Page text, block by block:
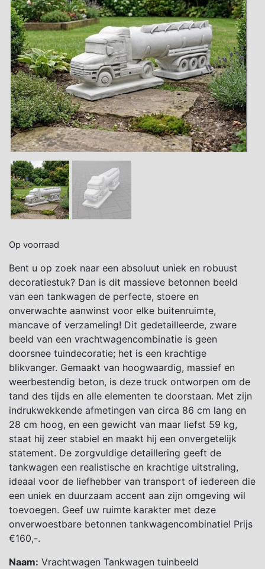
Op voorraad
Bent u op zoek naar een absoluut uniek en robuust
decoratiestuk? Dan is dit massieve betonnen beeld
van een tankwagen de perfecte, stoere en
onverwachte aanwinst voor elke buitenruimte,
mancave of verzameling! Dit gedetailleerde, zware
beeld van een vrachtwagencombinatie is geen
doorsnee tuindecoratie; het is een krachtige
blikvanger. Gemaakt van hoogwaardig, massief en
weerbestendig beton, is deze truck ontworpen om de
tand des tijds en alle elementen te doorstaan. Met zijn
indrukwekkende afmetingen van circa 86 cm lang en
28 cm hoog, en een gewicht van maar liefst 59 kg,
staat hij zeer stabiel en maakt hij een onvergetelijk
statement. De zorgvuldige detaillering geeft de
tankwagen een realistische en krachtige uitstraling,
ideaal voor de liefhebber van transport of iedereen die
een uniek en duurzaam accent aan zijn omgeving wil
toevoegen. Geef uw ruimte karakter met deze
onverwoestbare betonnen tankwagencombinatie! Prijs
€160,-.
Naam: Vrachtwagen Tankwagen tuinbeeld